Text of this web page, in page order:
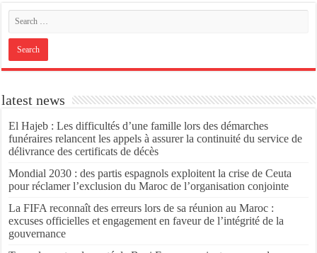
latest news
El Hajeb : Les difficultés d’une famille lors des démarches
funéraires relancent les appels à assurer la continuité du service de
délivrance des certificats de décès
Mondial 2030 : des partis espagnols exploitent la crise de Ceuta
pour réclamer l’exclusion du Maroc de l’organisation conjointe
La FIFA reconnaît des erreurs lors de sa réunion au Maroc :
excuses officielles et engagement en faveur de l’intégrité de la
gouvernance